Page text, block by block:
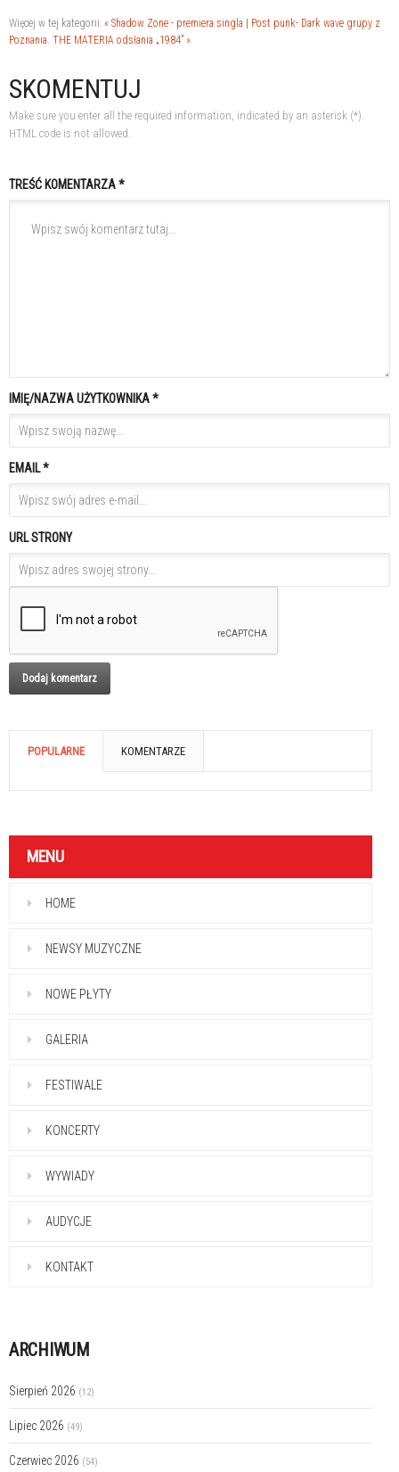
Więcej w tej kategorii: « Shadow Zone - premiera singla | Post punk- Dark wave grupy z
Poznania. THE MATERIA odsłania „1984” »
SKOMENTUJ
Make sure you enter all the required information, indicated by an asterisk (*).
HTML code is not allowed.
TREŚĆ KOMENTARZA *
IMIĘ/NAZWA UŻYTKOWNIKA *
EMAIL *
URL STRONY
POPULARNE KOMENTARZE
MENU
HOME
NEWSY MUZYCZNE
NOWE PŁYTY
GALERIA
FESTIWALE
KONCERTY
WYWIADY
AUDYCJE
KONTAKT
ARCHIWUM
Sierpień 2026 (12)
Lipiec 2026 (49)
Czerwiec 2026 (54)